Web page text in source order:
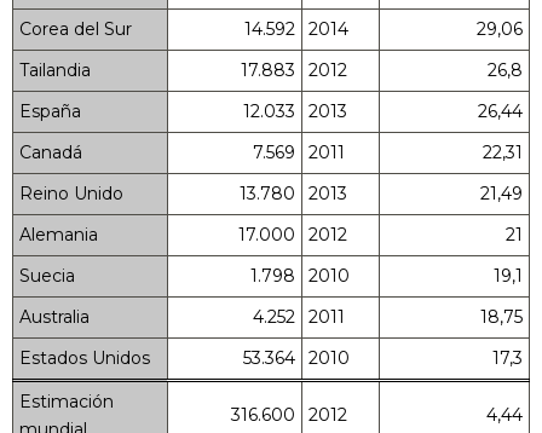
Corea del Sur
14.592 2014
29,06
Tailandia
17.883 2012
26,8
España
12.033 2013
26,44
Canadá
7.569 2011
22,31
Reino Unido
13.780 2013
21,49
Alemania
17.000 2012
21
Suecia
1.798 2010
19,1
Australia
4.252 2011
18,75
Estados Unidos
53.364 2010
17,3
Estimación
316.600 2012 4,44